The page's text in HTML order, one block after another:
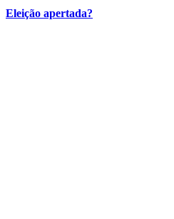
Eleição apertada?